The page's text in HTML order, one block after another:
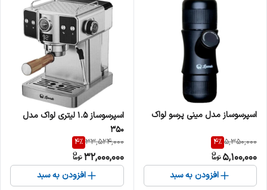
اسپرسوساز مدل مینی پرسو لواک
5,350,000
4%
5,100,000
افزودن به سبد
اسپرسوساز 1.5 لیتری لواک مدل
350
33,524,000
4%
32,000,000
افزودن به سبد